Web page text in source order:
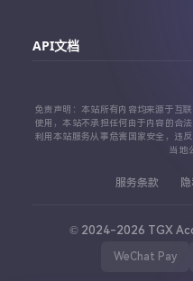
Facebook账号购买
TikTok账号购买
API文档
API 接口文档
代理对接文档
免责声明：本站所有内容均来源于互
使用，本站不承担任何由于内容的合
利用本站服务从事危害国家安全，违
当地
服务条款
© 2024-2026 TGX
WeChat Pay